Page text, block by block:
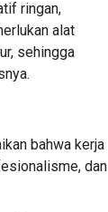
ringan,
alat
sehingga
bahwa kerja
dan